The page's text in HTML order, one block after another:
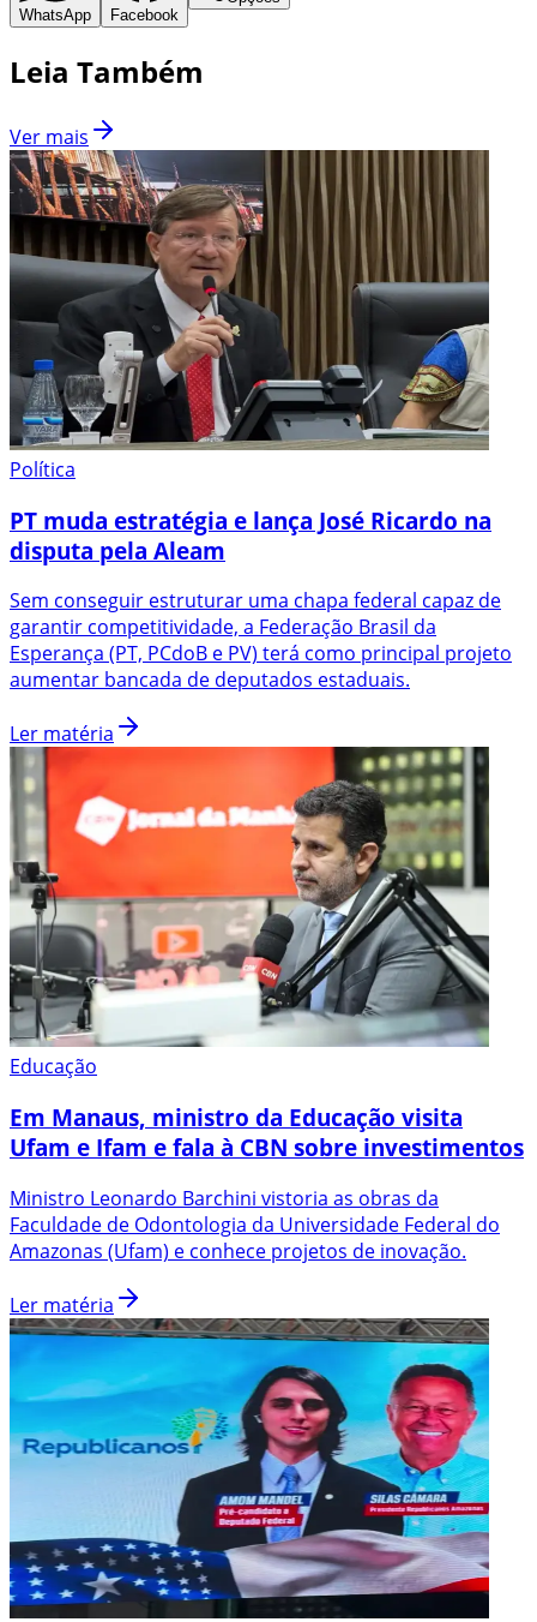
WhatsApp Facebook
Leia Também
Ver mais
Política
PT muda estratégia e lança José Ricardo na
disputa pela Aleam
Sem conseguir estruturar uma chapa federal capaz de
garantir competitividade, a Federação Brasil da
Esperança (PT, PCdoB e PV) terá como principal projeto
aumentar bancada de deputados estaduais.
Ler matéria
Educação
Em Manaus, ministro da Educação visita
Ufam e Ifam e fala à CBN sobre investimentos
Ministro Leonardo Barchini vistoria as obras da
Faculdade de Odontologia da Universidade Federal do
Amazonas (Ufam) e conhece projetos de inovação.
Ler matéria